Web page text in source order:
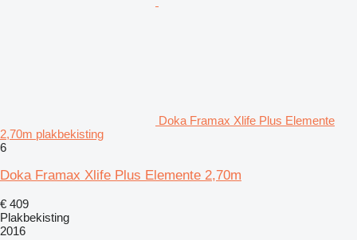
Doka Framax Xlife Plus Elemente
2,70m plakbekisting
6
Doka Framax Xlife Plus Elemente 2,70m
€ 409
Plakbekisting
2016